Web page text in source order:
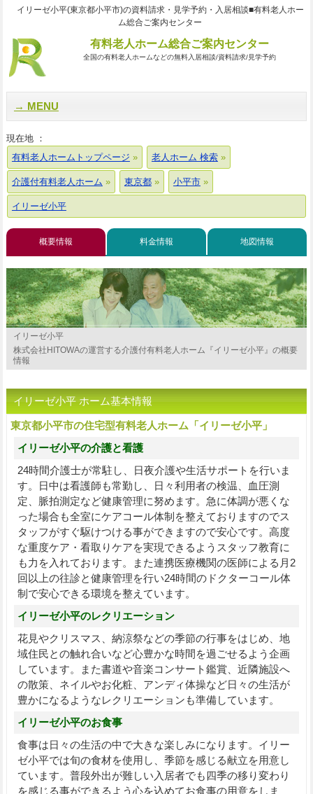
イリーゼ小平(東京都小平市)の資料請求・見学予約・入居相談■有料老人ホー
ム総合ご案内センター
有料老人ホーム総合ご案内センター
全国の有料老人ホームなどの無料入居相談/資料請求/見学予約
MENU
現在地 ：
有料老人ホームトップページ
老人ホーム 検索
介護付有料老人ホーム 東京都 小平市
イリーゼ小平
概要情報 料金情報 地図情報
イリーゼ小平
株式会社HITOWAの運営する介護付有料老人ホーム『イリーゼ小平』の概要
情報
イリーゼ小平 ホーム基本情報
東京都小平市の住宅型有料老人ホーム「イリーゼ小平」
イリーゼ小平の介護と看護
24時間介護士が常駐し、日夜介護や生活サポートを行いま
す。日中は看護師も常勤し、日々利用者の検温、血圧測
定、脈拍測定など健康管理に努めます。急に体調が悪くな
った場合も全室にケアコール体制を整えておりますのでス
タッフがすぐ駆けつける事ができますので安心です。高度
な重度ケア・看取りケアを実現できるようスタッフ教育に
も力を入れております。また連携医療機関の医師による月2
回以上の往診と健康管理を行い24時間のドクターコール体
制で安心できる環境を整えています。
イリーゼ小平のレクリエーション
花見やクリスマス、納涼祭などの季節の行事をはじめ、地
域住民との触れ合いなど心豊かな時間を過ごせるよう企画
しています。また書道や音楽コンサート鑑賞、近隣施設へ
の散策、ネイルやお化粧、アンディ体操など日々の生活が
豊かになるようなレクリエーションも準備しています。
イリーゼ小平のお食事
食事は日々の生活の中で大きな楽しみになります。イリー
ゼ小平では旬の食材を使用し、季節を感じる献立を用意し
ています。普段外出が難しい入居者でも四季の移り変わり
を感じる事ができるよう心を込めてお食事の用意をしま